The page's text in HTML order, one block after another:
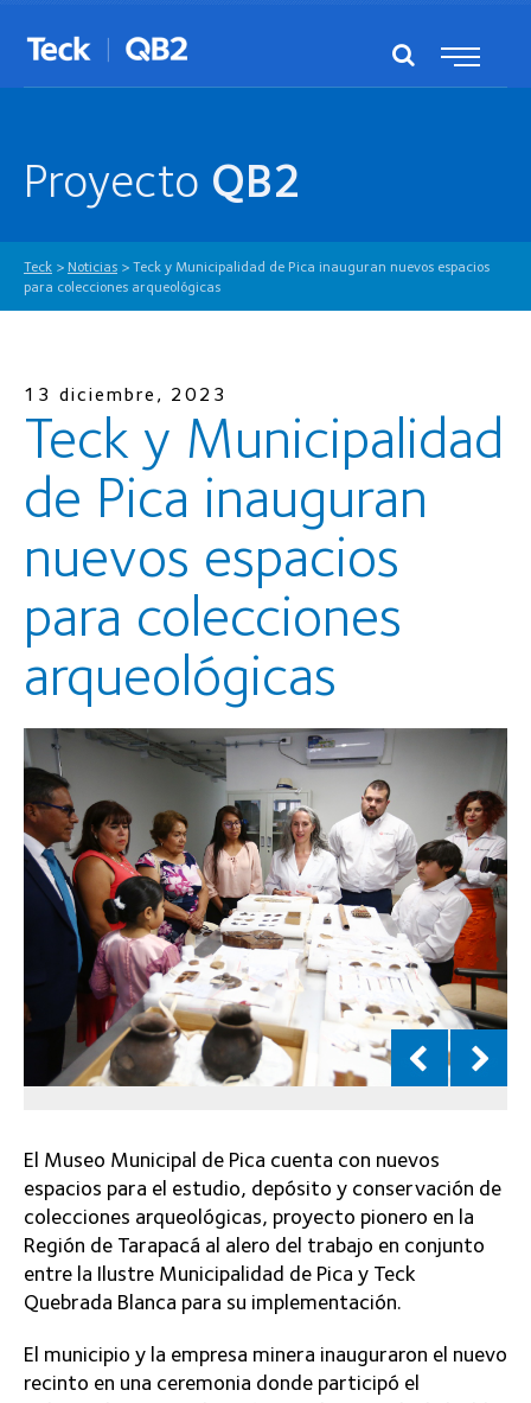
Proyecto QB2
Teck > Noticias > Teck y Municipalidad de Pica inauguran nuevos espacios
para colecciones arqueológicas
13 diciembre, 2023
Teck y Municipalidad
de Pica inauguran
nuevos espacios
para colecciones
arqueológicas
El Museo Municipal de Pica cuenta con nuevos
espacios para el estudio, depósito y conservación de
colecciones arqueológicas, proyecto pionero en la
Región de Tarapacá al alero del trabajo en conjunto
entre la Ilustre Municipalidad de Pica y Teck
Quebrada Blanca para su implementación.
El municipio y la empresa minera inauguraron el nuevo
recinto en una ceremonia donde participó el
gobernador regional, José Miguel Carvajal, el alcalde
Iván Infante, el director de Gestión Social y
municipio, la compañía y la comunidad.
“El poder disponer de un nuevo espacio para la
conservación y análisis de nuestras piezas
arqueológicas, es un sueño cumplido, ya que en nuestra
comuna hemos podido rescatar no solo momias, sino
asentamientos indígenas y de los primeros colonos que
llegaron hasta estas zonas. Estamos seguros de que